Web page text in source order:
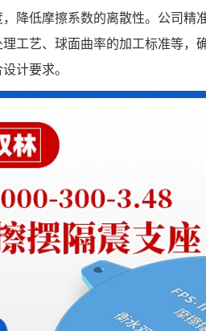
降低摩擦系数的离散性。公司精
工艺、球面曲率的加工标准等，
计要求。